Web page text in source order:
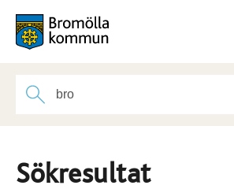
Sökresultat